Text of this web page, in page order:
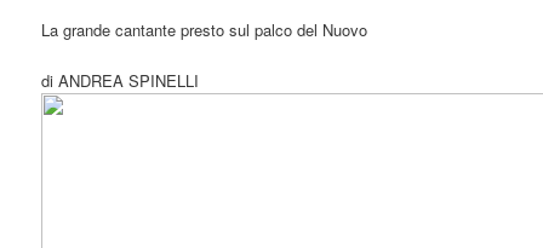
La grande cantante presto sul palco del Nuovo
di ANDREA SPINELLI